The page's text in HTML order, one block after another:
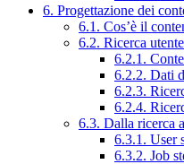
6. Progettazione dei
6.1. Cos’è il
6.2. Ricerca
6.2.1.
6.2.2. Dati
6.2.3.
6.2.4.
6.3. Dalla ricerca
6.3.1. User
6.3.2. Job